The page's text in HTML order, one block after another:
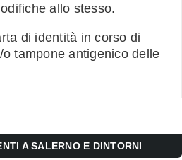
allo stesso.
di identità in corso di
tampone antigenico delle
A SALERNO E DINTORNI